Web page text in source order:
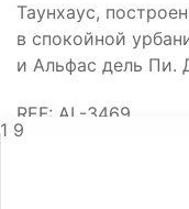
Таунхаус,
в спокойной
и Альфас дель Пи.
REF: AL-3469
1 9